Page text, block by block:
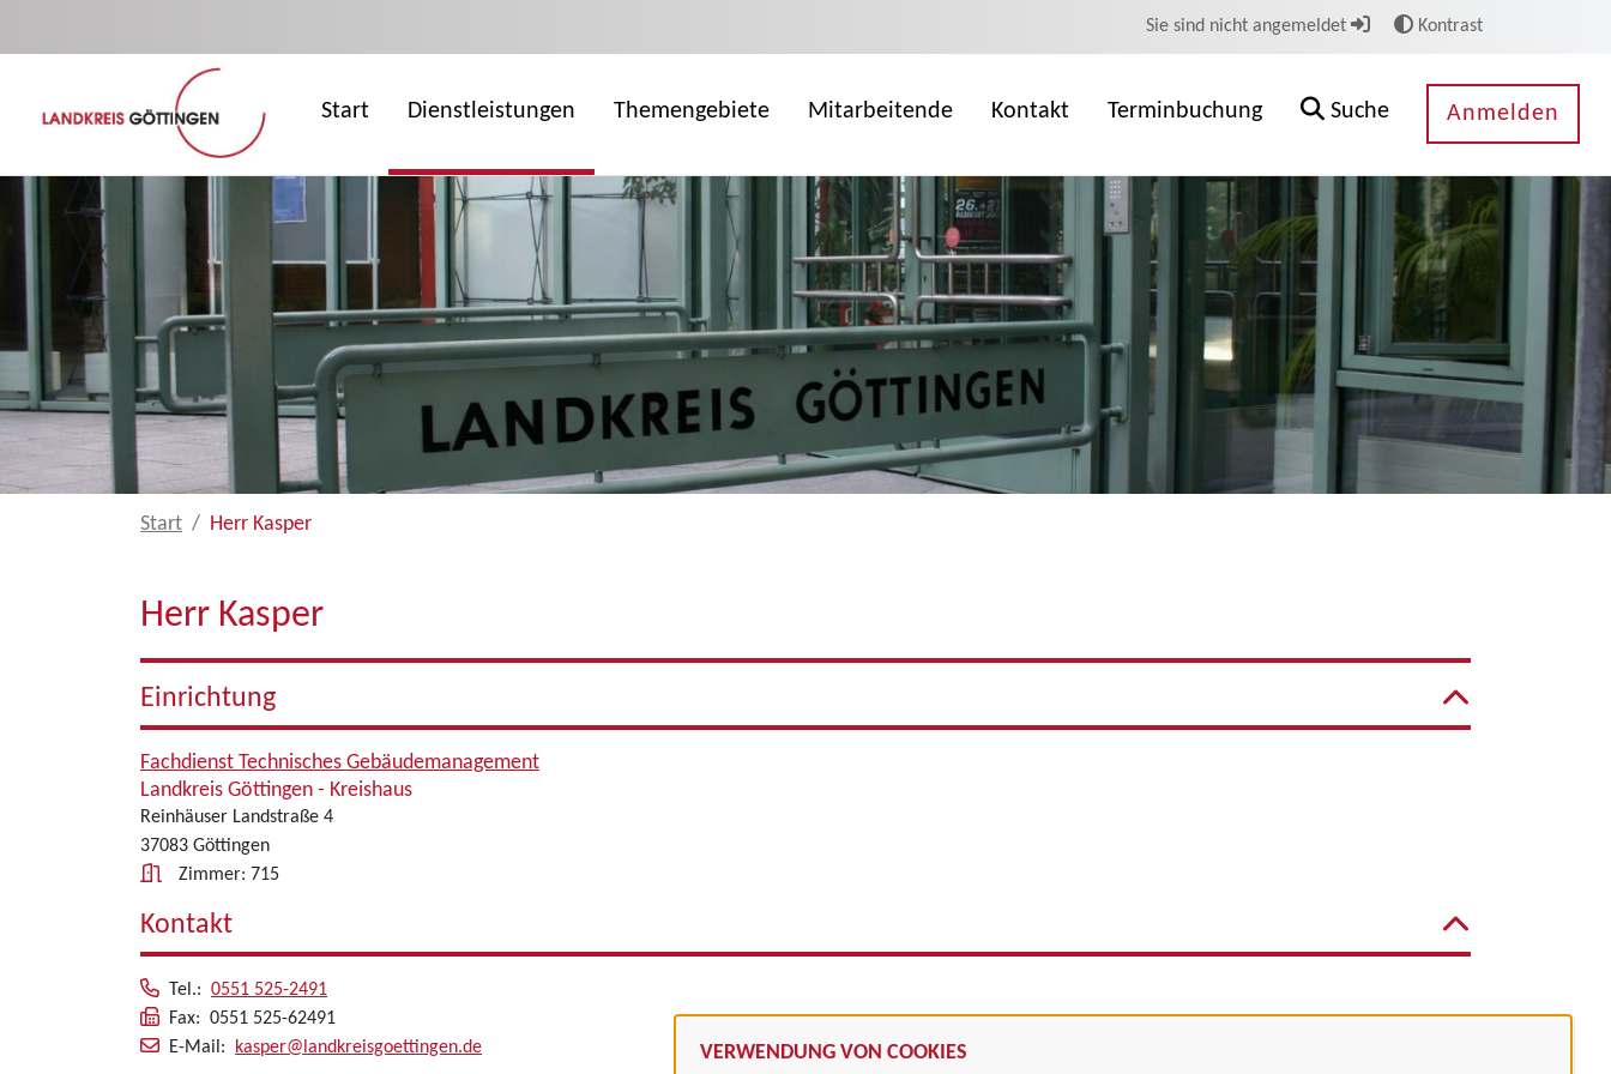
VERWENDUNG VON COOKIES
Sie sind nicht angemeldet Kontrast
Start Dienstleistungen Themengebiete Mitarbeitende Kontakt Terminbuchung Suche Anmelden
Start Herr Kasper
Herr Kasper
Einrichtung
Fachdienst Technisches Gebäudemanagement
Landkreis Göttingen - Kreishaus
Reinhäuser Landstraße 4
37083 Göttingen
Zimmer: 715
Kontakt
Tel.: 0551 525-2491
Fax: 0551 525-62491
E-Mail:
kasper@landkreisgoettingen.de